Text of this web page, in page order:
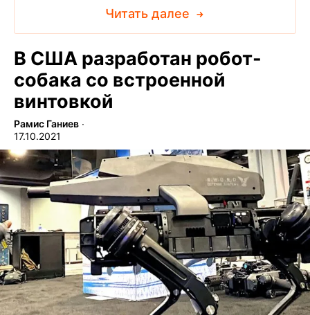
Читать далее
В США разработан робот-
собака со встроенной
винтовкой
Рамис Ганиев ∙
17.10.2021